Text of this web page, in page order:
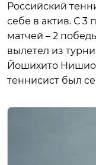
Российский
себе в актив. С 3
матчей – 2
вылетел из
Йошихито
теннисист был